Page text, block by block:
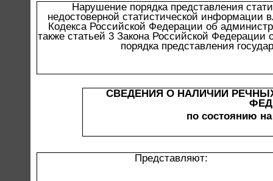
Нарушение порядка представления
недостоверной статистической информации
Кодекса Российской Федерации об
также статьей 3 Закона Российской
порядка представления
СВЕДЕНИЯ О НАЛИЧИИ
по состоянию
Представляют: